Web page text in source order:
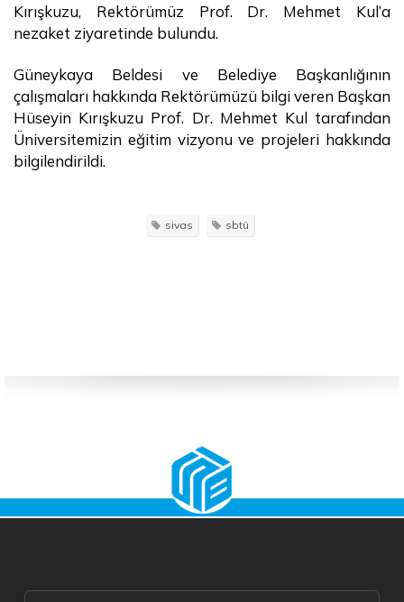
Kırışkuzu, Rektörümüz Prof. Dr. Mehmet Kul’a
nezaket ziyaretinde bulundu.
Güneykaya Beldesi ve Belediye Başkanlığının
çalışmaları hakkında Rektörümüzü bilgi veren Başkan
Hüseyin Kırışkuzu Prof. Dr. Mehmet Kul tarafından
Üniversitemizin eğitim vizyonu ve projeleri hakkında
bilgilendirildi.
sivas sbtü